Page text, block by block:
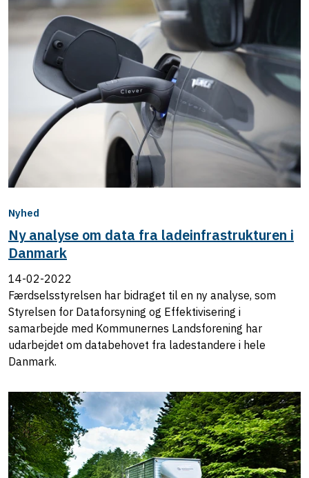
Nyhed
Ny analyse om data fra ladeinfrastrukturen i
Danmark
14-02-2022
Færdselsstyrelsen har bidraget til en ny analyse, som
Styrelsen for Dataforsyning og Effektivisering i
samarbejde med Kommunernes Landsforening har
udarbejdet om databehovet fra ladestandere i hele
Danmark.